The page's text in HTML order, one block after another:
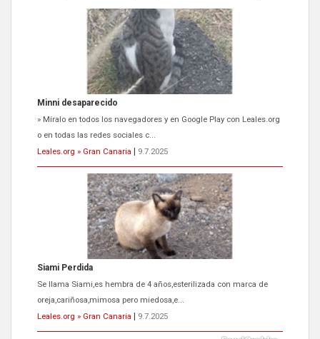
Minni desaparecido
» Míralo en todos los navegadores y en Google Play con Leales.org
o en todas las redes sociales c...
Leales.org » Gran Canaria
9.7.2025
Siami Perdida
Se llama Siami,es hembra de 4 años,esterilizada con marca de
oreja,cariñosa,mimosa pero miedosa,e...
Leales.org » Gran Canaria
9.7.2025